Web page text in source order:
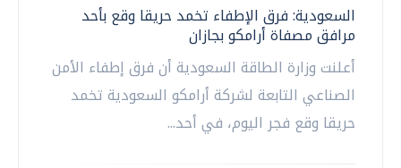
السعودية: فرق الإطفاء تخمد حريقا وقع بأحد
مرافق مصفاة أرامكو بجازان
أعلنت وزارة الطاقة السعودية أن فرق إطفاء الأمن
الصناعي التابعة لشركة أرامكو السعودية تخمد
حريقا وقع فجر اليوم، في أحد...